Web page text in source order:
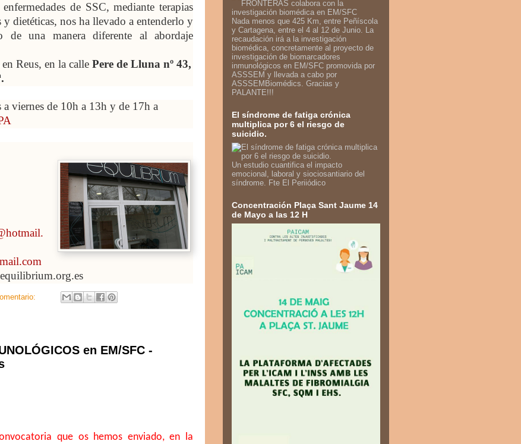
de SSC, mediante terapias
y dietéticas, nos ha llevado a entenderlo y
de una manera diferente al abordaje
Reus, en la calle Pere de Lluna nº 43,
a viernes de 10h a 13h y de 17h a
en EM/SFC -
que os hemos enviado, en la
Nada menos que 425 Km, entre Peñíscola
y Cartagena, entre el 4 al 12 de Junio. La
recaudación irá a la investigación
biomédica, concretamente al proyecto de
investigación de biomarcadores
inmunológicos en EM/SFC promovida por
ASSSEM y llevada a cabo por
ASSSEMBiomédics. Gracias y
PALANTE!!!
El síndrome de fatiga crónica
multiplica por 6 el riesgo de
suicidio.
Un estudio cuantifica el impacto
emocional, laboral y siociosantiario del
síndrome. Fte El Periiódico
Concentración Plaça Sant Jaume 14
de Mayo a las 12 H